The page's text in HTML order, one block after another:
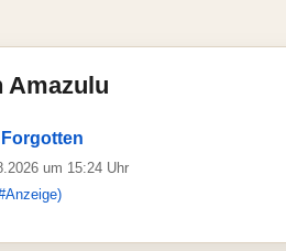
Amazulu
um 15:24 Uhr